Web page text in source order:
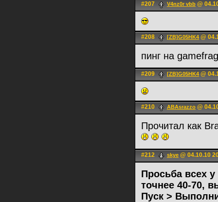
#207 V4nz0r vbb @
#208 [ZB]G05HK4 @
пинг на
#209 [ZB]G05HK4 @
#210 ABAsrazzo @
Прочитал как
#212 skye @ 04.10.10
Просьба всех
точнее 40-70,
Пуск >